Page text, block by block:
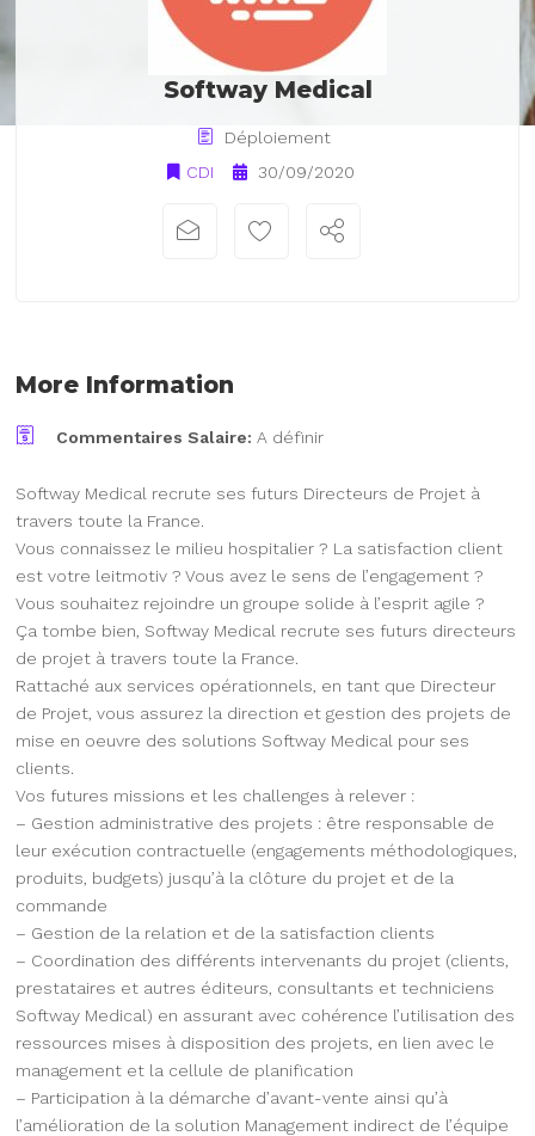
Softway Medical
Déploiement
CDI
30/09/2020
More Information
Commentaires Salaire: A définir
Softway Medical recrute ses futurs Directeurs de Projet à
travers toute la France.
Vous connaissez le milieu hospitalier ? La satisfaction client
est votre leitmotiv ? Vous avez le sens de l’engagement ?
Vous souhaitez rejoindre un groupe solide à l’esprit agile ?
Ça tombe bien, Softway Medical recrute ses futurs directeurs
de projet à travers toute la France.
Rattaché aux services opérationnels, en tant que Directeur
de Projet, vous assurez la direction et gestion des projets de
mise en oeuvre des solutions Softway Medical pour ses
clients.
Vos futures missions et les challenges à relever :
– Gestion administrative des projets : être responsable de
leur exécution contractuelle (engagements méthodologiques,
produits, budgets) jusqu’à la clôture du projet et de la
commande
– Gestion de la relation et de la satisfaction clients
– Coordination des différents intervenants du projet (clients,
prestataires et autres éditeurs, consultants et techniciens
Softway Medical) en assurant avec cohérence l’utilisation des
ressources mises à disposition des projets, en lien avec le
management et la cellule de planification
– Participation à la démarche d’avant-vente ainsi qu’à
l’amélioration de la solution Management indirect de l’équipe